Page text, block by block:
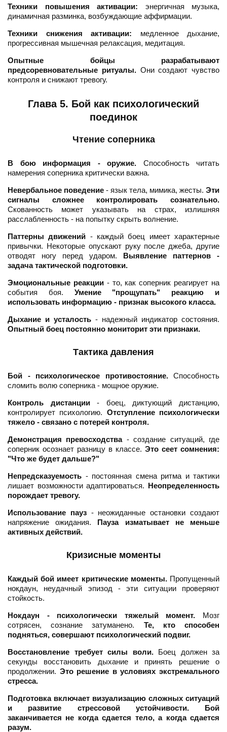
Техники повышения активации: энергичная музыка,
динамичная разминка, возбуждающие аффирмации.
Техники снижения активации: медленное дыхание,
прогрессивная мышечная релаксация, медитация.
Опытные бойцы разрабатывают
предсоревновательные ритуалы.Они создают чувство
контроля и снижают тревогу.
Глава 5. Бой как психологический
поединок
Чтение соперника
В бою информация - оружие. Способность читать
намерения соперника критически важна.
Невербальное поведение - язык тела, мимика, жесты. Эти
сигналы сложнее контролировать сознательно.
Скованность может указывать на страх, излишняя
расслабленность - на попытку скрыть волнение.
Паттерны движений - каждый боец имеет характерные
привычки. Некоторые опускают руку после джеба, другие
отводят ногу перед ударом. Выявление паттернов -
задача тактической подготовки.
Эмоциональные реакции- то, как соперник реагирует на
события боя. Умение "прощупать" реакцию и
использовать информацию - признак высокого класса.
Дыхание и усталость - надежный индикатор состояния.
Опытный боец постоянно мониторит эти признаки.
Тактика давления
Бой - психологическое противостояние.Способность
сломить волю соперника - мощное оружие.
Контроль дистанции- боец, диктующий дистанцию,
контролирует психологию. Отступление психологически
тяжело - связано с потерей контроля.
Демонстрация превосходства- создание ситуаций, где
соперник осознает разницу в классе. Это сеет сомнения:
"Что же будет дальше?"
Непредсказуемость - постоянная смена ритма и тактики
лишает возможности адаптироваться. Неопределенность
порождает тревогу.
Использование пауз- неожиданные остановки создают
напряжение ожидания. Пауза изматывает не меньше
активных действий.
Кризисные моменты
Каждый бой имеет критические моменты.Пропущенный
нокдаун, неудачный эпизод - эти ситуации проверяют
стойкость.
Нокдаун - психологически тяжелый момент. Мозг
сотрясен, сознание затуманено. Те, кто способен
подняться, совершают психологический подвиг.
Восстановление требует силы воли.Боец должен за
секунды восстановить дыхание и принять решение о
продолжении. Это решение в условиях экстремального
стресса.
Подготовка включает визуализацию сложных ситуаций
и развитие стрессовой устойчивости.
Бой
заканчивается не когда сдается тело, а когда сдается
разум.